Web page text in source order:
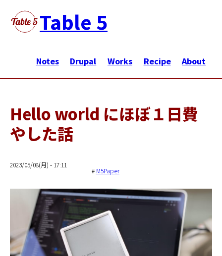
テ
Table 5
ン
ビ
ゲ
ー
シ
ョ
ン
Notes Drupal Works Recipe About
Hello world にほぼ１日費
やした話
2023/05/08(月) - 17:11
M5Paper